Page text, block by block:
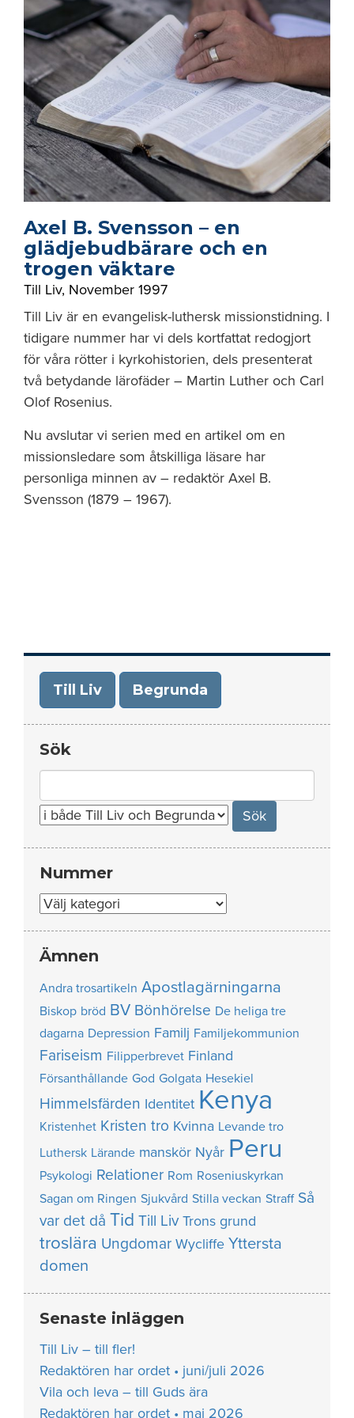
Axel B. Svensson – en
glädjebudbärare och en
trogen väktare
Till Liv, November 1997
Till Liv är en evangelisk-luthersk missionstidning. I
tidigare nummer har vi dels kortfattat redogjort
för våra rötter i kyrkohistorien, dels presenterat
två betydande lärofäder – Martin Luther och Carl
Olof Rosenius.
Nu avslutar vi serien med en artikel om en
missionsledare som åtskilliga läsare har
personliga minnen av – redaktör Axel B.
Svensson (1879 – 1967).
Till Liv Begrunda
Sök
for:
Nummer
Nummer
Ämnen
Andra trosartikeln Apostlagärningarna
Biskop bröd BV Bönhörelse De heliga tre
dagarna Depression Familj Familjekommunion
Fariseism Filipperbrevet Finland
Försanthållande God Golgata Hesekiel
Himmelsfärden Identitet Kenya
Kristenhet Kristen tro Kvinna Levande tro
Luthersk Lärande manskör Nyår Peru
Psykologi Relationer Rom Roseniuskyrkan
Sagan om Ringen Sjukvård Stilla veckan Straff Så
var det då Tid Till Liv Trons grund
troslära Ungdomar Wycliffe Yttersta
domen
Senaste inläggen
Till Liv – till fler!
Redaktören har ordet • juni/juli 2026
Vila och leva – till Guds ära
Redaktören har ordet • maj 2026